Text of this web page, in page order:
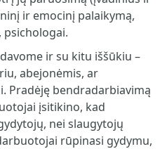
ir emocinį palaikymą,
ir su kitu iššūkiu –
abejonėmis, ar
Pradėję bendradarbiavimą
įsitikino, kad
nei slaugytojų
rūpinasi gydymu,